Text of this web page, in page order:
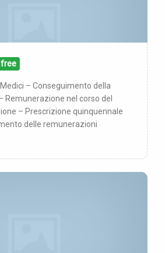
free
– Conseguimento della
Remunerazione nel corso del
– Prescrizione quinquennale
delle remunerazioni